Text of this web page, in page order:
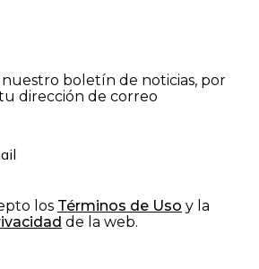
nuestro boletín de noticias, por
dirección de correo
los Términos de Uso y la
de la web.